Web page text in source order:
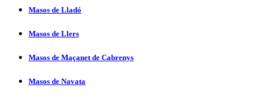
Masos de Lladó
Masos de Llers
Masos de Maçanet de Cabrenys
Masos de Navata